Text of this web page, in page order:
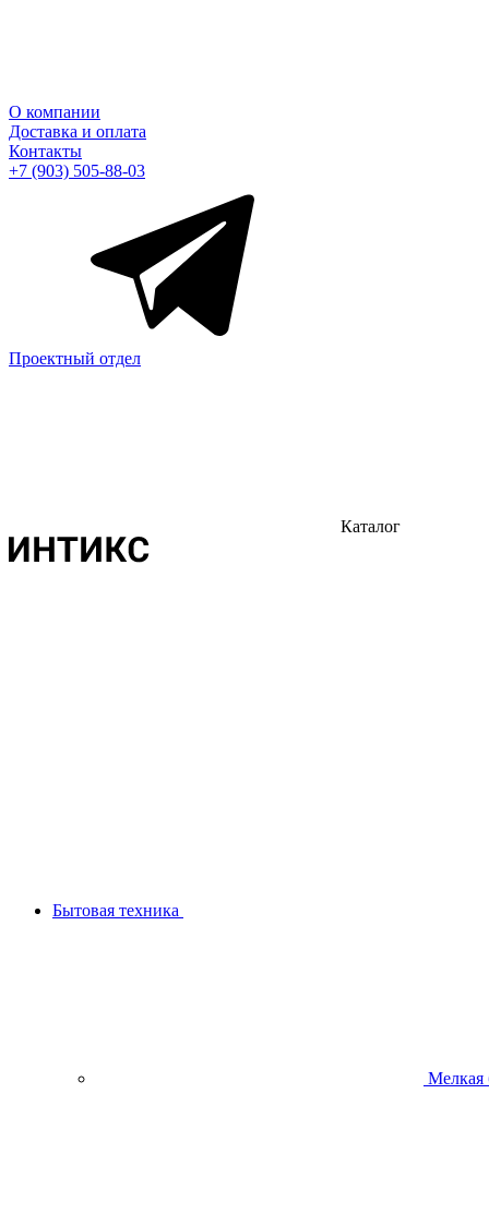
О компании
Доставка и оплата
Контакты
+7 (903) 505-88-03
Проектный отдел
Каталог
Бытовая техника
Мелкая